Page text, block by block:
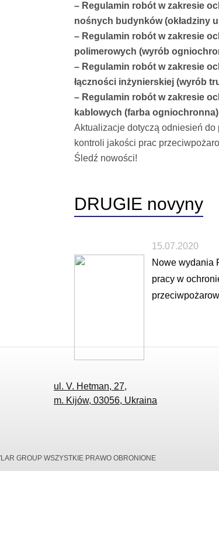
– Regulamin robót w zakresie
nośnych budynków (okładziny
– Regulamin robót w zakresie
polimerowych (wyrób
– Regulamin robót w zakresie
łączności inżynierskiej (wyrób
– Regulamin robót w zakresie
kablowych (farba
Aktualizacje dotyczą odniesień
kontroli jakości prac
Śledź nowości!
DRUGIE novyny
15.07.2020
Nowe wydania
pracy w
ul. V. Hetman, 27,
m. Kijów, 03056, Ukraina
GROUP WSZYSTKIE PRAWO OBRONIONE